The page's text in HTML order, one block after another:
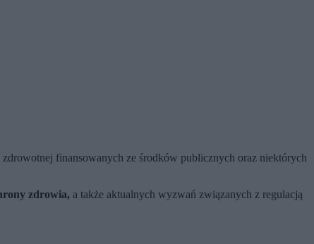
finansowanych ze środków publicznych oraz niektórych
zdrowia, a także aktualnych wyzwań związanych z regulacją